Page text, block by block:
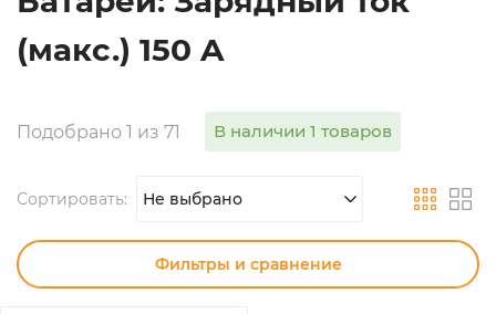
(макс.) 150 A
Подобрано 1 из 71 В наличии 1 товаров
Сортировать: Не выбрано
Фильтры и сравнение